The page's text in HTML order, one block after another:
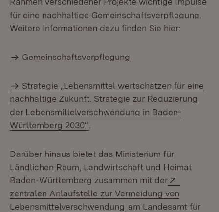
für eine nachhaltige Gemeinschaftsverpflegung.
Weitere Informationen dazu finden Sie hier:
Gemeinschaftsverpflegung
Strategie „Lebensmittel wertschätzen für eine
nachhaltige Zukunft. Strategie zur Reduzierung
der Lebensmittelverschwendung in Baden-
Württemberg 2030“
Darüber hinaus bietet das Ministerium für
Ländlichen Raum, Landwirtschaft und Heimat
Baden-Württemberg zusammen mit der
zentralen Anlaufstelle zur Vermeidung von
Lebensmittelverschwendung (Öffnet in neuem
am Landesamt für